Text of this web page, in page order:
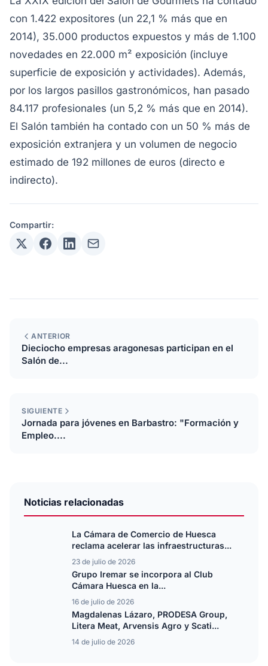
con 1.422 expositores (un 22,1 % más que en
2014), 35.000 productos expuestos y más de 1.100
novedades en 22.000 m² exposición (incluye
superficie de exposición y actividades). Además,
por los largos pasillos gastronómicos, han pasado
84.117 profesionales (un 5,2 % más que en 2014).
El Salón también ha contado con un 50 % más de
exposición extranjera y un volumen de negocio
estimado de 192 millones de euros (directo e
indirecto).
Compartir:
ANTERIOR
Dieciocho empresas aragonesas participan en el
Salón de...
SIGUIENTE
Jornada para jóvenes en Barbastro: "Formación y
Empleo....
Noticias relacionadas
La Cámara de Comercio de Huesca
reclama acelerar las infraestructuras...
23 de julio de 2026
Grupo Iremar se incorpora al Club
Cámara Huesca en la...
16 de julio de 2026
Magdalenas Lázaro, PRODESA Group,
Litera Meat, Arvensis Agro y Scati...
14 de julio de 2026